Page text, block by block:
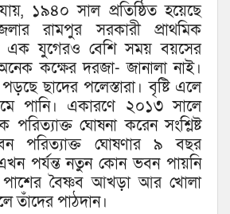
১৯৪০ সাল প্রতিষ্ঠিত হয়েছে
রামপুর সরকারী প্রাথমিক
এক যুগেরও বেশি সময় বয়সের
কক্ষের দরজা- জানালা নাই।
ছাদের পলেস্তারা। বৃষ্টি এলে
পানি। একারণে ২০১৩ সালে
ঘোষনা করেন সংশ্লিষ্ট
পরিত্যাক্ত ঘোষণার ৯ বছর
পর্যন্ত নতুন কোন ভবন পায়নি
পাশের বৈষ্ণব আখড়া আর খোলা
তাঁদের পাঠদান।